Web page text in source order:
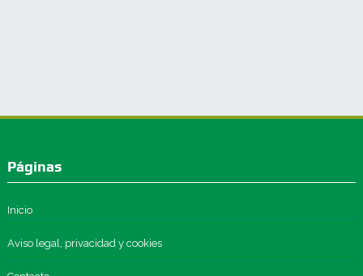
Páginas
Inicio
Aviso legal, privacidad y cookies